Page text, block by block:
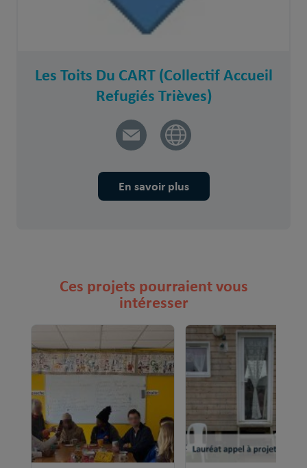
Les Toits Du CART (Collectif Accueil
Refugiés Trièves)
En savoir plus
Ces projets pourraient vous
intéresser